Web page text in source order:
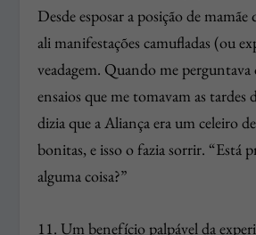
Desde esposar a posição de
ali manifestações camufladas (ou
veadagem. Quando me
ensaios que me tomavam as tardes
dizia que a Aliança era um celeiro
bonitas, e isso o fazia sorrir. “Está
alguma coisa?”
11. Um benefício palpável da